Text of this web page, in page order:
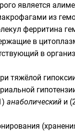
является
из
ферритина
в
в
тяжёлой
анаболический и